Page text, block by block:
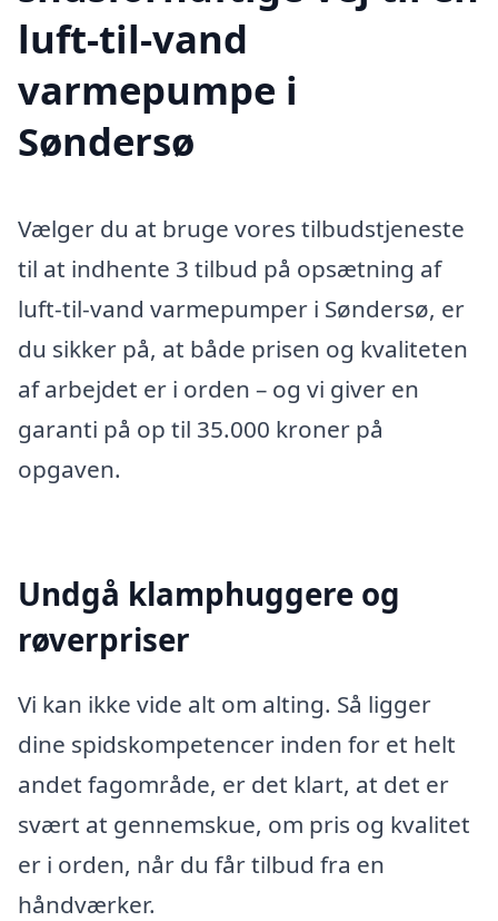
luft-til-vand
varmepumpe i
Søndersø
Vælger du at bruge vores tilbudstjeneste
til at indhente 3 tilbud på opsætning af
luft-til-vand varmepumper i Søndersø, er
du sikker på, at både prisen og kvaliteten
af arbejdet er i orden – og vi giver en
garanti på op til 35.000 kroner på
opgaven.
Undgå klamphuggere og
røverpriser
Vi kan ikke vide alt om alting. Så ligger
dine spidskompetencer inden for et helt
andet fagområde, er det klart, at det er
svært at gennemskue, om pris og kvalitet
er i orden, når du får tilbud fra en
håndværker.